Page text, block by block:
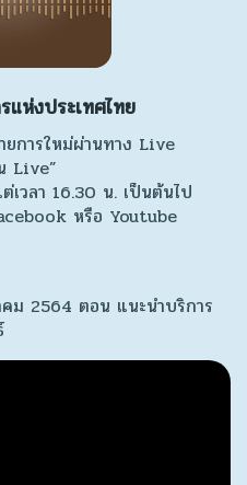
แห่งประเทศไทย
รใหม่ผ่านทาง Live
Live”
วลา 16.30 น. เป็นต้นไป
หรือ Youtube
ม 2564 ตอน แนะนำบริการ